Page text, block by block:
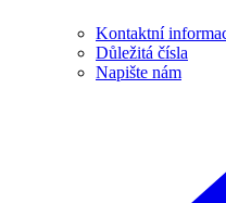
Kontaktní
Důležitá čísla
Napište nám